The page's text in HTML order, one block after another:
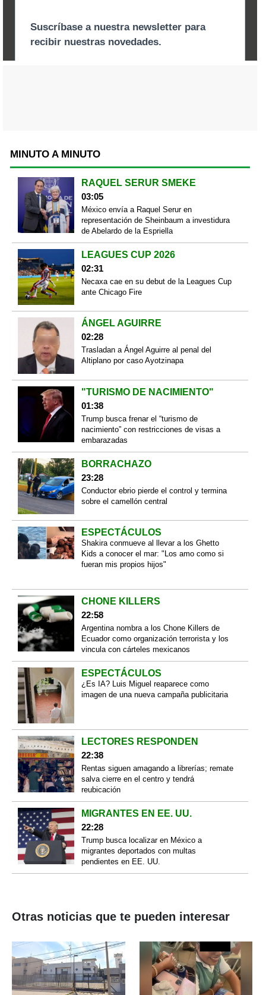
MINUTO A MINUTO
RAQUEL SERUR SMEKE
03:05
México envía a Raquel Serur en
representación de Sheinbaum a investidura
de Abelardo de la Espriella
LEAGUES CUP 2026
02:31
Necaxa cae en su debut de la Leagues Cup
ante Chicago Fire
ÁNGEL AGUIRRE
02:28
Trasladan a Ángel Aguirre al penal del
Altiplano por caso Ayotzinapa
"TURISMO DE NACIMIENTO"
01:38
Trump busca frenar el “turismo de
nacimiento” con restricciones de visas a
embarazadas
BORRACHAZO
23:28
Conductor ebrio pierde el control y termina
sobre el camellón central
ESPECTÁCULOS
Shakira conmueve al llevar a los Ghetto
Kids a conocer el mar: "Los amo como si
fueran mis propios hijos"
CHONE KILLERS
22:58
Argentina nombra a los Chone Killers de
Ecuador como organización terrorista y los
vincula con cárteles mexicanos
ESPECTÁCULOS
¿Es IA? Luis Miguel reaparece como
imagen de una nueva campaña publicitaria
LECTORES RESPONDEN
22:38
Rentas siguen amagando a librerías; remate
salva cierre en el centro y tendrá
reubicación
MIGRANTES EN EE. UU.
22:28
Trump busca localizar en México a
migrantes deportados con multas
pendientes en EE. UU.
Otras noticias que te pueden interesar